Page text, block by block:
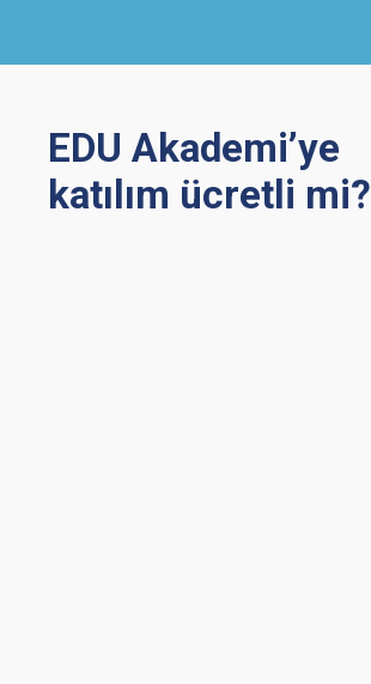
EDU Akademi’ye
katılım ücretli mi?